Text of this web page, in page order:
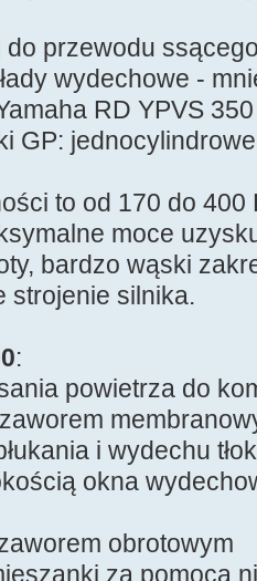
przewodu
wydechowe -
RD YPVS
GP:
to od 170 do 400
moce
bardzo wąski
strojenie silnika.
:
powietrza do
i wydechu
okna
obrotowym
za pomocą